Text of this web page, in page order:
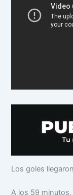
Los goles
A los 59